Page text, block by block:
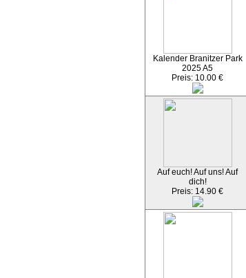
Kalender Branitzer Park
2025 A5
Preis: 10.00 €
Auf euch! Auf uns! Auf
dich!
Preis: 14.90 €